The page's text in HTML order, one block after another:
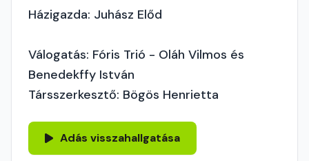
Házigazda: Juhász Előd
Válogatás: Fóris Trió - Oláh Vilmos és
Benedekffy István
Társszerkesztő: Bögös Henrietta
Adás visszahallgatása